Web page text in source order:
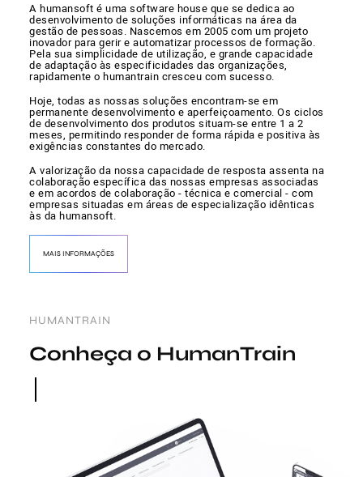
A humansoft é uma software house que se dedica ao
desenvolvimento de soluções informáticas na área da
gestão de pessoas. Nascemos em 2005 com um projeto
inovador para gerir e automatizar processos de formação.
Pela sua simplicidade de utilização, e grande capacidade
de adaptação às especificidades das organizações,
rapidamente o humantrain cresceu com sucesso.
Hoje, todas as nossas soluções encontram-se em
permanente desenvolvimento e aperfeiçoamento. Os ciclos
de desenvolvimento dos produtos situam-se entre 1 a 2
meses, permitindo responder de forma rápida e positiva às
exigências constantes do mercado.
A valorização da nossa capacidade de resposta assenta na
colaboração específica das nossas empresas associadas
e em acordos de colaboração - técnica e comercial - com
empresas situadas em áreas de especialização idênticas
às da humansoft.
MAIS INFORMAÇÕES
HUMANTRAIN
Conheça o HumanTrain